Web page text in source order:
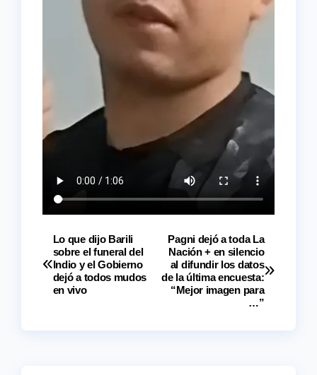
Navegación
de
Pagni dejó a toda La
Nación + en silencio
al difundir los datos
de la última encuesta:
“Mejor imagen para
…”
Lo que dijo Barili
sobre el funeral del
Indio y el Gobierno
dejó a todos mudos
en vivo